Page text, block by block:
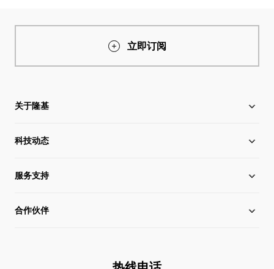
立即订阅
关于隆基
关于隆基
全球化布局
管理层信息
科技动态
硅片价格
行业动态
服务支持
下载中心
合作伙伴